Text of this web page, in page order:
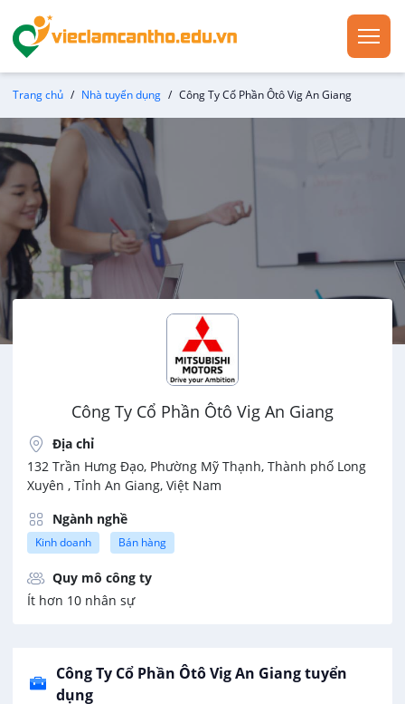
Trang chủ Nhà tuyển dụng Công Ty Cổ Phần Ôtô Vig An Giang
Công Ty Cổ Phần Ôtô Vig An Giang
Địa chỉ
132 Trần Hưng Đạo, Phường Mỹ Thạnh, Thành phố Long
Xuyên , Tỉnh An Giang, Việt Nam
Ngành nghề
Kinh doanh Bán hàng
Quy mô công ty
Ít hơn 10 nhân sự
Công Ty Cổ Phần Ôtô Vig An Giang tuyển
dụng